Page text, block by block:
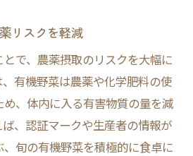
リスクを軽減
で、農薬摂取のリスクを大幅に
有機野菜は農薬や化学肥料の使
、体内に入る有害物質の量を減
、認証マークや生産者の情報が
旬の有機野菜を積極的に食卓に